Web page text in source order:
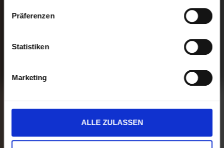
Präferenzen
Statistiken
Marketing
ALLE ZULASSEN